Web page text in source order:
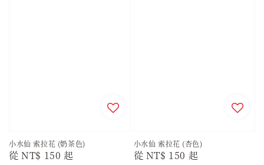
小水仙 索拉花 (奶茶色)
Regular
從NT$ 150 起
小水仙 索拉花 (杏色)
Regular
從 NT$ 150 起